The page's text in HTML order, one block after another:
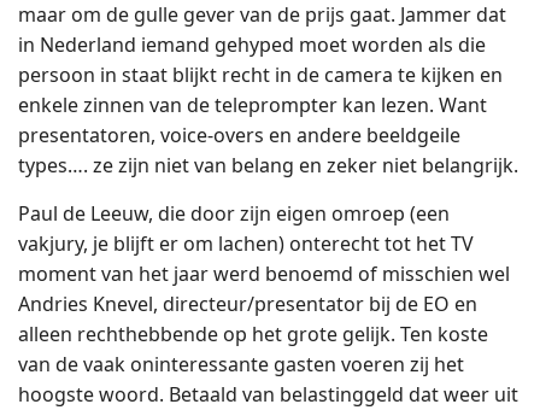
maar om de gulle gever van de prijs gaat. Jammer dat
in Nederland iemand gehyped moet worden als die
persoon in staat blijkt recht in de camera te kijken en
enkele zinnen van de teleprompter kan lezen. Want
presentatoren, voice-overs en andere beeldgeile
types…. ze zijn niet van belang en zeker niet belangrijk.
Paul de Leeuw, die door zijn eigen omroep (een
vakjury, je blijft er om lachen) onterecht tot het TV
moment van het jaar werd benoemd of misschien wel
Andries Knevel, directeur/presentator bij de EO en
alleen rechthebbende op het grote gelijk. Ten koste
van de vaak oninteressante gasten voeren zij het
hoogste woord. Betaald van belastinggeld dat weer uit